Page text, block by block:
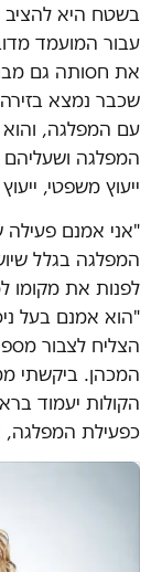
בשטח היא להציב
עבור המועמד
את חסותה גם
שכבר נמצא
עם המפלגה,
המפלגה
ייעוץ משפטי,
"אני אמנם
המפלגה בגלל
לפנות את מקומו
הצליח לצבור
המכהן. ביקשתי
הקולות יעמוד
כפעילת